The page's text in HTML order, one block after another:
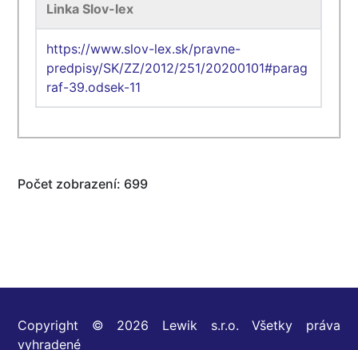
Linka Slov-lex
https://www.slov-lex.sk/pravne-
predpisy/SK/ZZ/2012/251/20200101#parag
raf-39.odsek-11
Počet zobrazení: 699
Copyright © 2026 Lewik s.r.o. Všetky práva
vyhradené